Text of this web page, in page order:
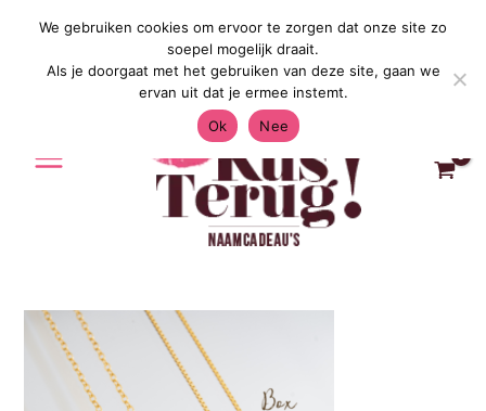
Gratis Verzending in Nederland &
We gebruiken cookies om ervoor te zorgen dat onze site zo
soepel mogelijk draait.
Als je doorgaat met het gebruiken van deze site, gaan we
ervan uit dat je ermee instemt.
Ok
Nee